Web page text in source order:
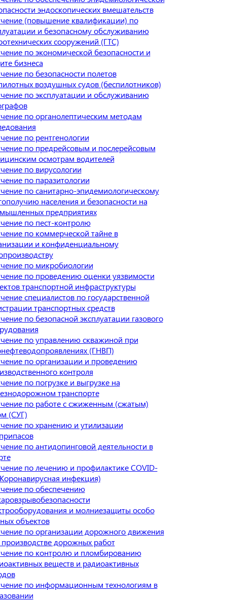
эндоскопических вмешательств
(повышение квалификации) по
и безопасному обслуживанию
сооружений (ГТС)
по экономической безопасности и
бизнеса
по безопасности полетов
воздушных судов (беспилотников)
по эксплуатации и обслуживанию
по органолептическим методам
по рентгенологии
по предрейсовым и послерейсовым
осмотрам водителей
по вирусологии
по паразитологии
по санитарно-эпидемиологическому
населения и безопасности на
предприятиях
по пест-контролю
по коммерческой тайне в
и конфиденциальному
по микробиологии
по проведению оценки уязвимости
транспортной инфраструктуры
специалистов по государственной
транспортных средств
по безопасной эксплуатации газового
по управлению скважиной при
(ГНВП)
по организации и проведению
контроля
по погрузке и выгрузке на
транспорте
по работе с сжиженным (сжатым)
(СУГ)
по хранению и утилизации
по антидопинговой деятельности в
по лечению и профилактике COVID-
инфекция)
по обеспечению
и молниезащиты особо
объектов
по организации дорожного движения
дорожных работ
по контролю и пломбированию
веществ и радиоактивных
по информационным технологиям в